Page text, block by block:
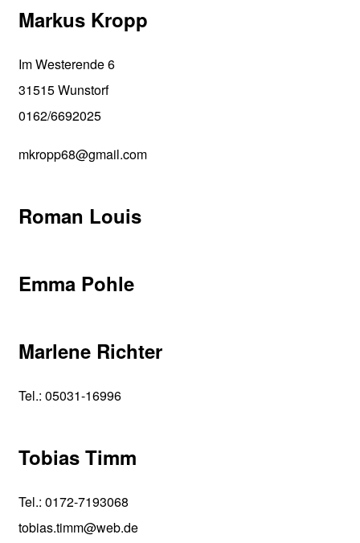
Markus Kropp
Im Westerende 6
31515 Wunstorf
0162/6692025
mkropp68@gmail.com
Roman Louis
Emma Pohle
Marlene Richter
Tel.: 05031-16996
Tobias Timm
Tel.: 0172-7193068
tobias.timm@web.de